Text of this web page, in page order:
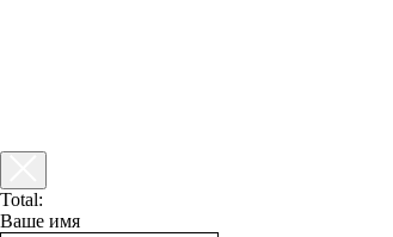
Total:
Ваше имя